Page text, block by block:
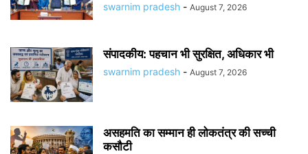
swarnim pradesh - August 7, 2026
संपादकीय: पहचान भी सुरक्षित, अधिकार भी
swarnim pradesh - August 7, 2026
असहमति का सम्मान ही लोकतंत्र की सच्ची
कसौटी